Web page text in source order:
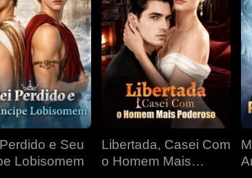
e Seu
Lobisomem
Libertada, Casei Com
o Homem Mais